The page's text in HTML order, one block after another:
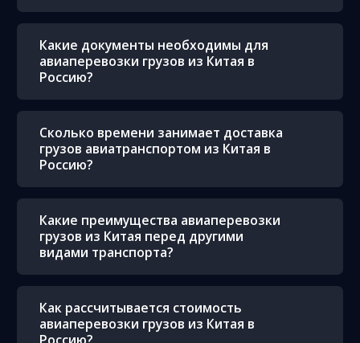
Какие документы необходимы для
авиаперевозки грузов из Китая в
Россию?
Сколько времени занимает доставка
грузов авиатранспортом из Китая в
Россию?
Какие преимущества авиаперевозки
грузов из Китая перед другими
видами транспорта?
Как рассчитывается стоимость
авиаперевозки грузов из Китая в